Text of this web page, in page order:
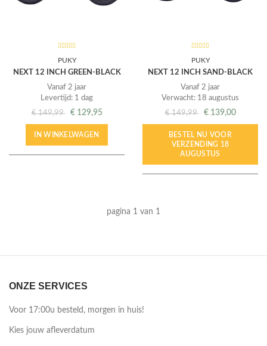
PUKY
NEXT 12 INCH GREEN-BLACK
Vanaf 2 jaar
Levertijd: 1 dag
€149,99 € 129,95
IN WINKELWAGEN
PUKY
NEXT 12 INCH SAND-BLACK
Vanaf 2 jaar
Verwacht: 18 augustus
€149,99 € 139,00
BESTEL NU VOOR
VERZENDING 18
AUGUSTUS
pagina 1 van 1
ONZE SERVICES
Voor 17:00u besteld, morgen in huis!
Kies jouw afleverdatum